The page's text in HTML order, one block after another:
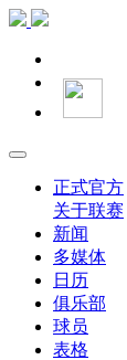
正式官方
关于联赛
新闻
多媒体
日历
俱乐部
球员
表格